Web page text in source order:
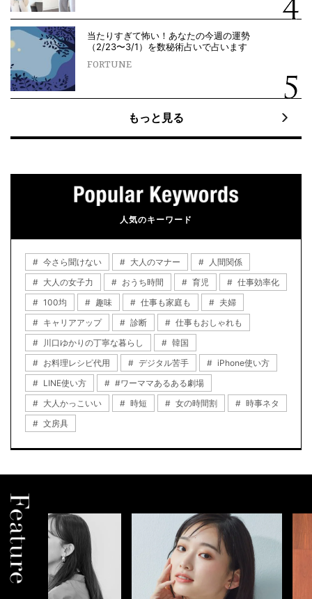
当たりすぎて怖い！あなたの今週の運勢
（2/23〜3/1）を数秘術占いで占います
FORTUNE
もっと見る
人気のキーワード
今さら聞けない 大人のマナー
人間関係
大人の女子力
おうち時間 育児
仕事効率化
100均
趣味 仕事も家庭も
夫婦
キャリアアップ
診断
仕事もおしゃれも
川口ゆかりの丁寧な暮らし
韓国
お料理レシピ代用
デジタル苦手
iPhone使い方
LINE使い方
#ワーママあるある劇場
大人かっこいい
時短 女の時間割
時事ネタ
文房具